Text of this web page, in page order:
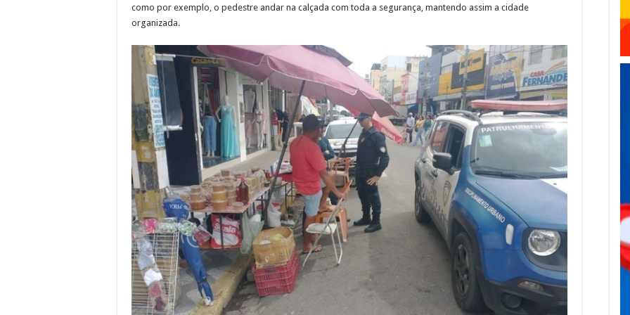
como por exemplo, o pedestre andar na calçada com toda a segurança, mantendo assim a cidade
organizada.